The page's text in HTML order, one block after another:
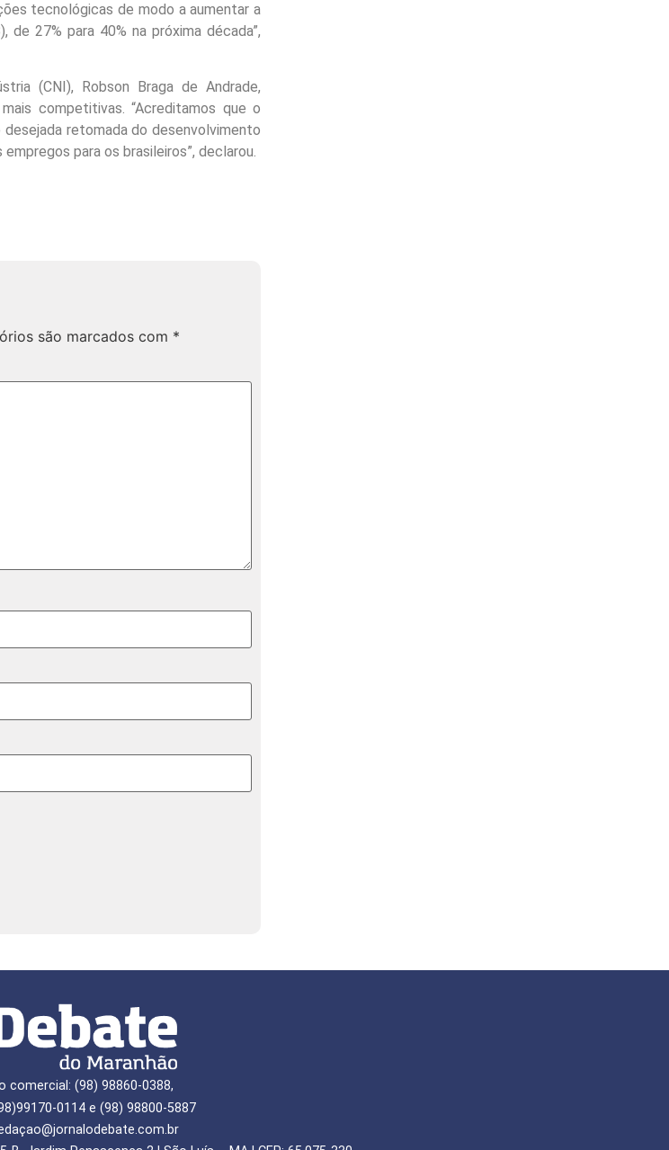
tecnológicas de modo a aumentar a
27% para 40% na próxima década”,
(CNI), Robson Braga de Andrade,
competitivas. “Acreditamos que o
retomada do desenvolvimento
para os brasileiros”, declarou.
são marcados com *
comercial: (98) 98860-0388,
0114 e (98) 98800-5887